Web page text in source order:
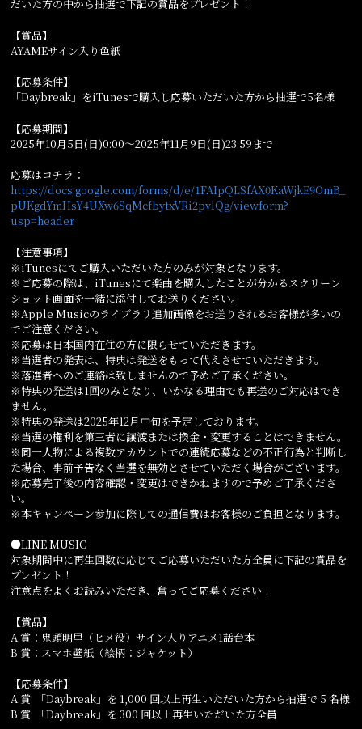
だいた方の中から抽選で下記の賞品をプレゼント！
【賞品】
AYAMEサイン入り色紙
【応募条件】
「Daybreak」をiTunesで購入し応募いただいた方から抽選で5名様
【応募期間】
2025年10月5日(日)0:00〜2025年11月9日(日)23:59まで
応募はコチラ：
https://docs.google.com/forms/d/e/1FAIpQLSfAX0KaWjkE9OmB_
pUKgdYmHsY4UXw6SqMcfbytxVRi2pvlQg/viewform?
usp=header
【注意事項】
※iTunesにてご購入いただいた方のみが対象となります。
※ご応募の際は、iTunesにて楽曲を購入したことが分かるスクリーン
ショット画面を一緒に添付してお送りください。
※Apple Musicのライブラリ追加画像をお送りされるお客様が多いの
でご注意ください。
※応募は日本国内在住の方に限らせていただきます。
※当選者の発表は、特典は発送をもって代えさせていただきます。
※落選者へのご連絡は致しませんので予めご了承ください。
※特典の発送は1回のみとなり、いかなる理由でも再送のご対応はでき
ません。
※特典の発送は2025年12月中旬を予定しております。
※当選の権利を第三者に譲渡または換金・変更することはできません。
※同一人物による複数アカウントでの連続応募などの不正行為と判断し
た場合、事前予告なく当選を無効とさせていただく場合がございます。
※応募完了後の内容確認・変更はできかねますので予めご了承くださ
い。
※本キャンペーン参加に際しての通信費はお客様のご負担となります。
●LINE MUSIC
対象期間中に再生回数に応じてご応募いただいた方全員に下記の賞品を
プレゼント！
注意点をよくお読みいただき、奮ってご応募ください！
【賞品】
A 賞：鬼頭明里（ヒメ役）サイン入りアニメ1話台本
B 賞：スマホ壁紙（絵柄：ジャケット）
【応募条件】
A 賞: 「Daybreak」を 1,000 回以上再生いただいた方から抽選で 5 名様
B 賞: 「Daybreak」を 300 回以上再生いただいた方全員